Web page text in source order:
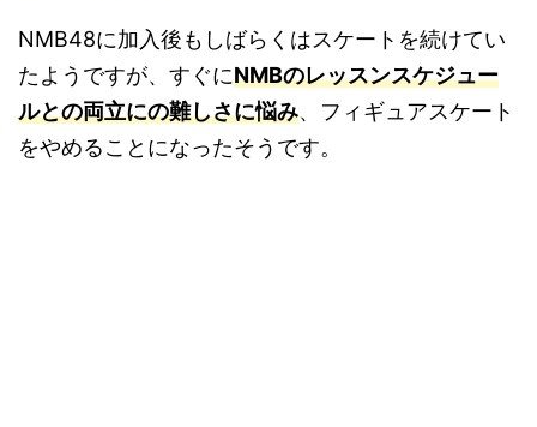
NMB48に加入後もしばらくはスケートを続けてい
たようですが、すぐにNMBのレッスンスケジュー
ルとの両立にの難しさに悩み、フィギュアスケート
をやめることになったそうです。